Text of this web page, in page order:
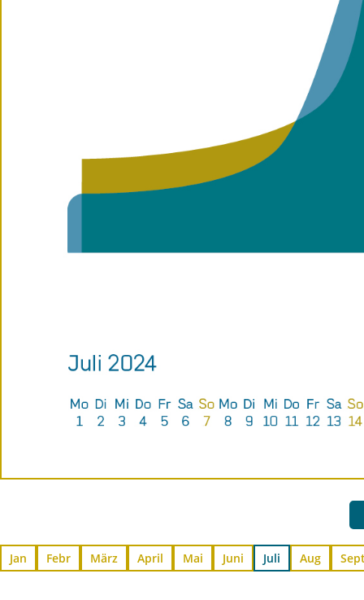
Jan Febr März April Mai Juni Juli Aug